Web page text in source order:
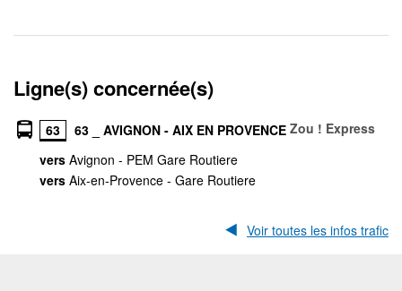
Ligne(s) concernée(s)
63 63 _ AVIGNON - AIX EN PROVENCE Zou ! Express
vers Avignon - PEM Gare Routiere
vers Aix-en-Provence - Gare Routiere
Voir toutes les infos trafic